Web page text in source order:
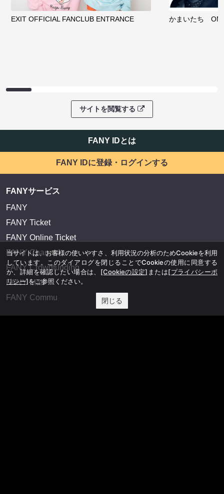
EXIT OFFICIAL FANCLUB ENTRANCE かまいたち
サイトを閲覧する
FANY IDとは
FANY IDに登録・ログインする
FANYサービス
FANY
FANY Ticket
FANY Online Ticket
FANY Channel
FANY Crowdfunding
FANY Mall
FANY Commu
当サイトは、お客様の使いやすさ、利用状況の分析のためCookieを利用
しています。このダイアログを閉じることでCookieの使用に同意する
か、詳細を確認したい場合は、 [Cookieの設定] または[プライバシーポ
リシー]をご参照ください。
閉じる